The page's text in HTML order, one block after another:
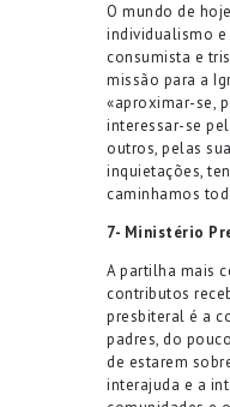
O mundo de
individualismo e
consumista e
missão para a
«aproximar-se,
interessar-se
outros, pelas
inquietações,
caminhamos
7- Ministério
A partilha mais
contributos
presbiteral é a
padres, do
de estarem
interajuda e a